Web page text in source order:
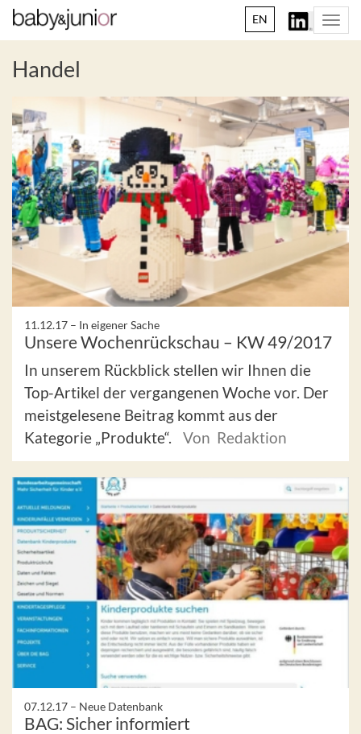
EN
Handel
11.12.17 – In eigener Sache
Unsere Wochenrückschau – KW 49/2017
In unserem Rückblick stellen wir Ihnen die
Top-Artikel der vergangenen Woche vor. Der
meistgelesene Beitrag kommt aus der
Kategorie „Produkte“.
Von Redaktion
07.12.17 – Neue Datenbank
BAG: Sicher informiert